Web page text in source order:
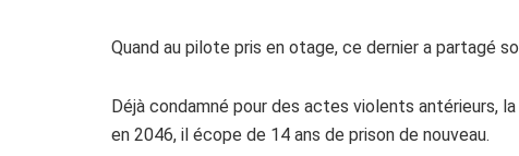
Quand au pilote pris en otage, ce dernier a partagé
Déjà condamné pour des actes violents antérieurs,
en 2046, il écope de 14 ans de prison de nouveau.